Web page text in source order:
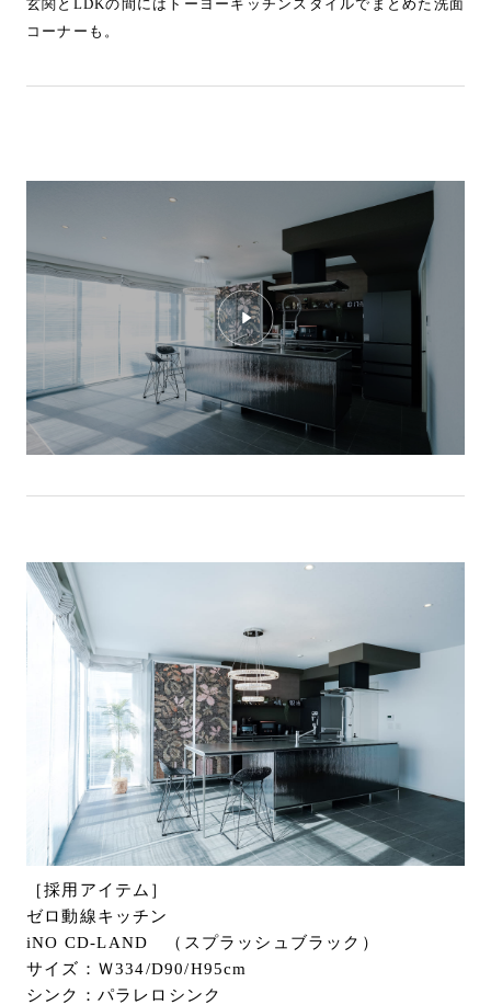
玄関とLDKの間にはトーヨーキッチンスタイルでまとめた洗面
コーナーも。
［採用アイテム］
ゼロ動線キッチン
iNO CD-LAND （スプラッシュブラック）
サイズ：Ｗ334/D90/H95cm
シンク：パラレロシンク